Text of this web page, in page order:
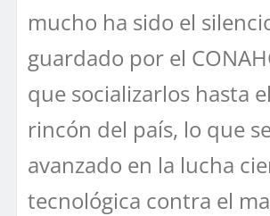
mucho ha sido el
guardado por el
que socializarlos hasta
rincón del país, lo que
avanzado en la lucha
tecnológica contra el